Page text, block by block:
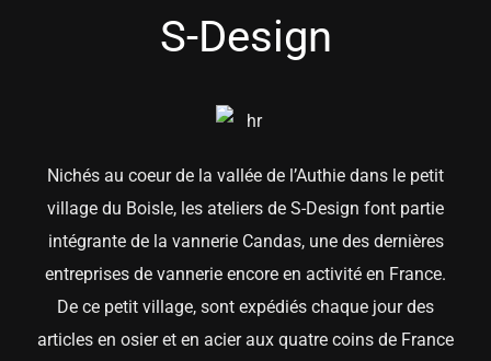
S-Design
Nichés au coeur de la vallée de l’Authie dans le petit
village du Boisle, les ateliers de S-Design font partie
intégrante de la vannerie Candas, une des dernières
entreprises de vannerie encore en activité en France.
De ce petit village, sont expédiés chaque jour des
articles en osier et en acier aux quatre coins de France